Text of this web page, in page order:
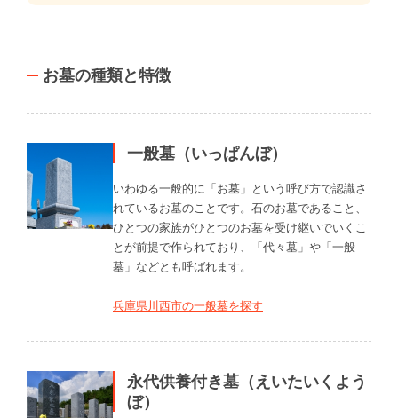
お墓の種類と特徴
一般墓（いっぱんぼ）
いわゆる一般的に「お墓」という呼び方で認識さ
れているお墓のことです。石のお墓であること、
ひとつの家族がひとつのお墓を受け継いでいくこ
とが前提で作られており、「代々墓」や「一般
墓」などとも呼ばれます。
兵庫県川西市の一般墓を探す
永代供養付き墓（えいたいくよう
ぼ）